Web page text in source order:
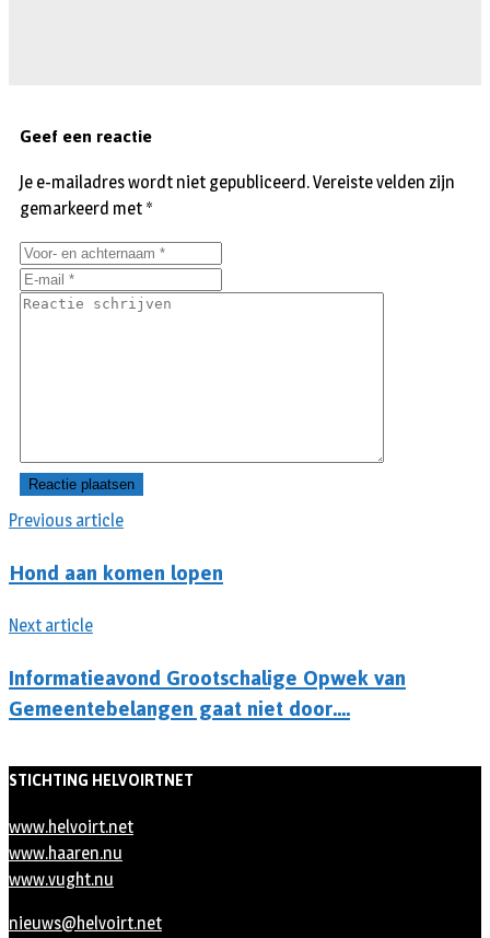
Previous article
Hond aan komen lopen
Next article
Informatieavond Grootschalige Opwek van
Gemeentebelangen gaat niet door….
Geef een reactie
Je e-mailadres wordt niet gepubliceerd.Vereiste velden zijn
gemarkeerd met *
STICHTING HELVOIRTNET
www.helvoirt.net
www.haaren.nu
www.vught.nu
nieuws@helvoirt.net